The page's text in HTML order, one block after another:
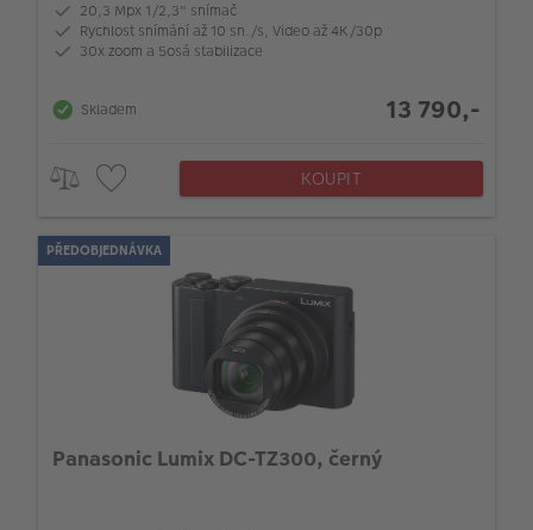
20,3 Mpx 1/2,3" snímač
Rychlost snímání až 10 sn./s, Video až 4K/30p
30x zoom a 5osá stabilizace
Skladem 13 790,-
KOUPIT
PŘEDOBJEDNÁVKA
Panasonic Lumix DC-TZ300, černý